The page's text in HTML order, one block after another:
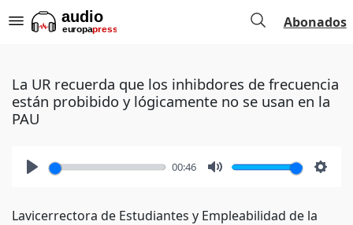
Abonados
La UR recuerda que los inhibdores de frecuencia
están probibido y lógicamente no se usan en la
PAU
00:46
Lavicerrectora de Estudiantes y Empleabilidad de la